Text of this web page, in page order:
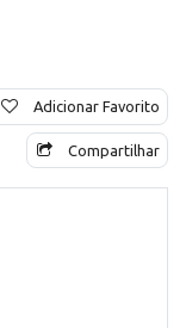
Adicionar Favorito
Compartilhar